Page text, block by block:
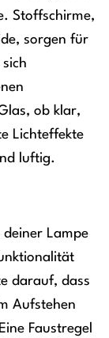
Stoffschirme,
sorgen für
ob klar,
Lichteffekte
luftig.
deiner Lampe
darauf, dass
Aufstehen
Faustregel